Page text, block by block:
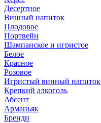
Десертное
Винный напиток
Плодовое
Портвейн
Шампанское и игристое
Белое
Красное
Розовое
Игристый винный напиток
Крепкий алкоголь
Абсент
Арманьяк
Бренди